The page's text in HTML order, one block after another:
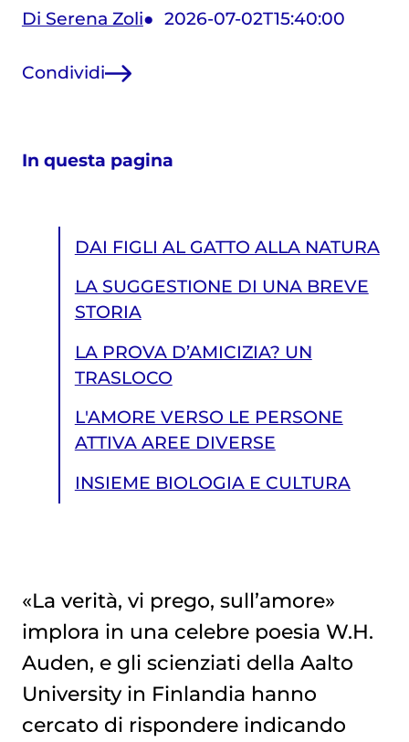
Di Serena Zoli 2026-07-02T15:40:00
Condividi
In questa pagina
DAI FIGLI AL GATTO ALLA NATURA
LA SUGGESTIONE DI UNA BREVE
STORIA
LA PROVA D’AMICIZIA? UN
TRASLOCO
L'AMORE VERSO LE PERSONE
ATTIVA AREE DIVERSE
INSIEME BIOLOGIA E CULTURA
«La verità, vi prego, sull’amore»
implora in una celebre poesia W.H.
Auden, e gli scienziati della Aalto
University in Finlandia hanno
cercato di rispondere indicando